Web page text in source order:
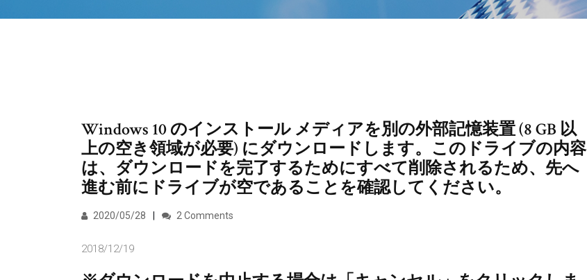
Windows 10 のインストール メディアを別の外部記憶装置 (8 GB 以
上の空き領域が必要) にダウンロードします。このドライブの内容
は、ダウンロードを完了するためにすべて削除されるため、先へ
進む前にドライブが空であることを確認してください。
2020/05/28 2 Comments
2018/12/19